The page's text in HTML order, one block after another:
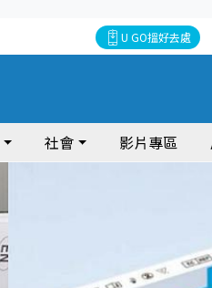
U GO搵好去處
社會 影片專區